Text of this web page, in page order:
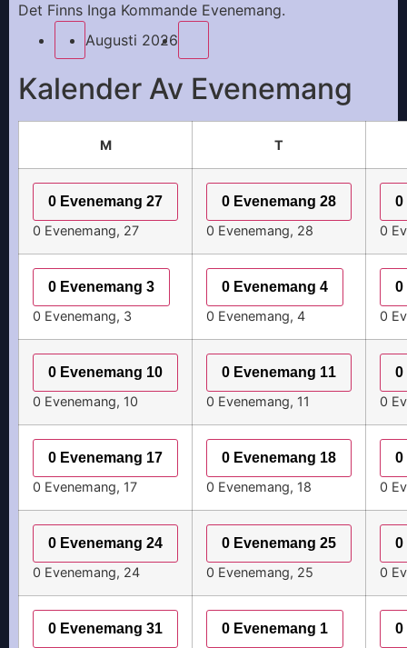
Det Finns Inga Kommande Evenemang.
Augusti 2026
Kalender Av Evenemang
M T
0 Evenemang 27
0 Evenemang, 27
0 Evenemang 28
0 Evenemang, 28
0
0
0 Evenemang 3
0 Evenemang, 3
0 Evenemang 4
0 Evenemang, 4
0
0
0 Evenemang 10
0 Evenemang, 10
0 Evenemang 11
0 Evenemang, 11
0
0
0 Evenemang 17
0 Evenemang, 17
0 Evenemang 18
0 Evenemang, 18
0
0
0 Evenemang 24
0 Evenemang, 24
0 Evenemang 25
0 Evenemang, 25
0
0
0 Evenemang 31
0 Evenemang 1
0